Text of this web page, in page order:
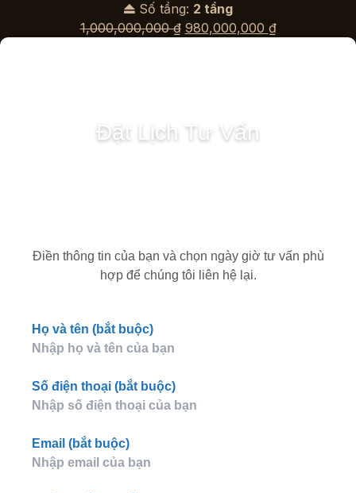
Số tầng: 2 tầng
1,000,000,000₫ Giá
980,000,000 ₫Giá
Đặt Lịch Tư Vấn
Điền thông tin của bạn và chọn ngày giờ tư vấn phù
hợp để chúng tôi liên hệ lại.
Họ và tên (bắt buộc)
Số điện thoại (bắt buộc)
Email (bắt buộc)